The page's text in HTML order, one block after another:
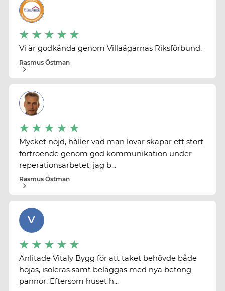
Vi är godkända genom Villaägarnas Riksförbund.
Rasmus Östman
Mycket nöjd, håller vad man lovar skapar ett stort
förtroende genom god kommunikation under
reperationsarbetet, jag b...
Rasmus Östman
V
Anlitade Vitaly Bygg för att taket behövde både
höjas, isoleras samt beläggas med nya betong
pannor. Eftersom huset h...